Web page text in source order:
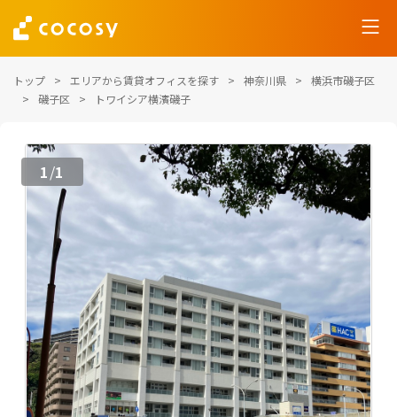
トップ エリアから賃貸オフィスを探す 神奈川県
横浜市磯子区
磯子区
トワイシア横濱磯子
1/1